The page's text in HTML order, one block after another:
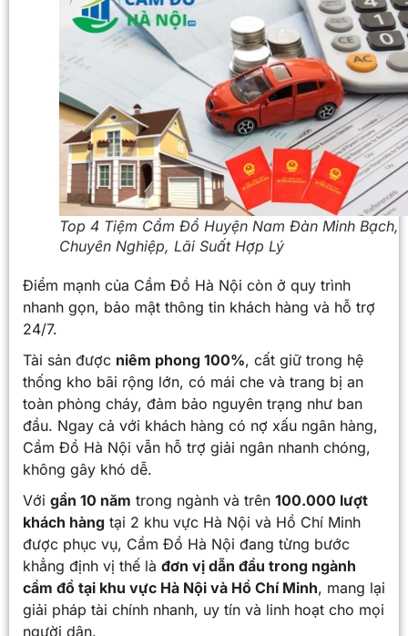
Top 4 Tiệm Cầm Đồ Huyện Nam Đàn Minh Bạch,
Chuyên Nghiệp, Lãi Suất Hợp Lý
Điểm mạnh của Cầm Đồ Hà Nội còn ở quy trình
nhanh gọn, bảo mật thông tin khách hàng và hỗ trợ
24/7.
Tài sản được niêm phong 100%, cất giữ trong hệ
thống kho bãi rộng lớn, có mái che và trang bị an
toàn phòng cháy, đảm bảo nguyên trạng như ban
đầu. Ngay cả với khách hàng có nợ xấu ngân hàng,
Cầm Đồ Hà Nội vẫn hỗ trợ giải ngân nhanh chóng,
không gây khó dễ.
Với gần 10 năm trong ngành và trên 100.000 lượt
khách hàng tại 2 khu vực Hà Nội và Hồ Chí Minh
được phục vụ, Cầm Đồ Hà Nội đang từng bước
khẳng định vị thế là đơn vị dẫn đầu trong ngành
cầm đồ tại khu vực Hà Nội và Hồ Chí Minh, mang lại
giải pháp tài chính nhanh, uy tín và linh hoạt cho mọi
người dân.